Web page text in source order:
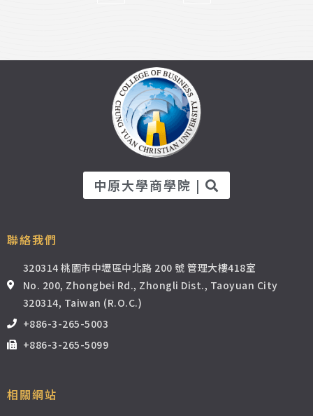
中原大學商學院 |
聯絡我們
320314 桃園市中壢區中北路 200 號 管理大樓418室
No. 200, Zhongbei Rd., Zhongli Dist., Taoyuan City
320314, Taiwan (R.O.C.)
+886-3-265-5003
+886-3-265-5099
相關網站